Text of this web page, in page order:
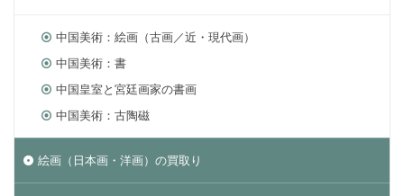
中国美術：絵画（古画／近・現代画）
中国美術：書
中国皇室と宮廷画家の書画
中国美術：古陶磁
絵画（日本画・洋画）の買取り